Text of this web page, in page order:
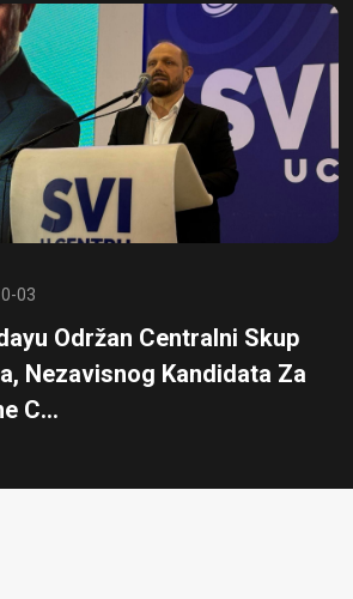
03
Održan Centralni Skup
Nezavisnog Kandidata Za
C...